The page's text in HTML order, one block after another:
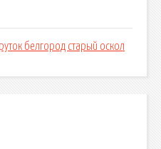
белгород старый оскол